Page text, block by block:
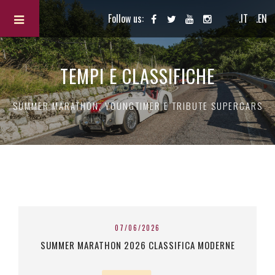
Follow us: .IT .EN
TEMPI E CLASSIFICHE
SUMMER MARATHON, YOUNGTIMER E TRIBUTE SUPERCARS
07/06/2026
SUMMER MARATHON 2026 CLASSIFICA MODERNE